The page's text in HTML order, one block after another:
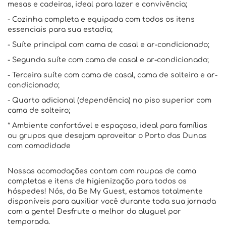
mesas e cadeiras, ideal para lazer e convivência;
- Cozinha completa e equipada com todos os itens
essenciais para sua estadia;
- Suíte principal com cama de casal e ar-condicionado;
- Segunda suíte com cama de casal e ar-condicionado;
- Terceira suíte com cama de casal, cama de solteiro e ar-
condicionado;
- Quarto adicional (dependência) no piso superior com
cama de solteiro;
* Ambiente confortável e espaçoso, ideal para famílias
ou grupos que desejam aproveitar o Porto das Dunas
com comodidade
Nossas acomodações contam com roupas de cama
completas e itens de higienização para todos os
hóspedes! Nós, da Be My Guest, estamos totalmente
disponíveis para auxiliar você durante toda sua jornada
com a gente! Desfrute o melhor do aluguel por
temporada.